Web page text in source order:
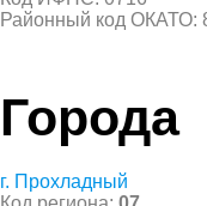
Районный код ОКАТО:
Города
г. Прохладный